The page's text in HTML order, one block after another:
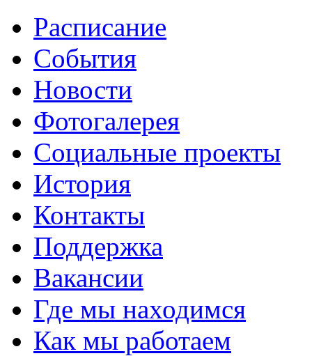
Расписание
События
Новости
Фотогалерея
Социальные проекты
История
Контакты
Поддержка
Вакансии
Где мы находимся
Как мы работаем